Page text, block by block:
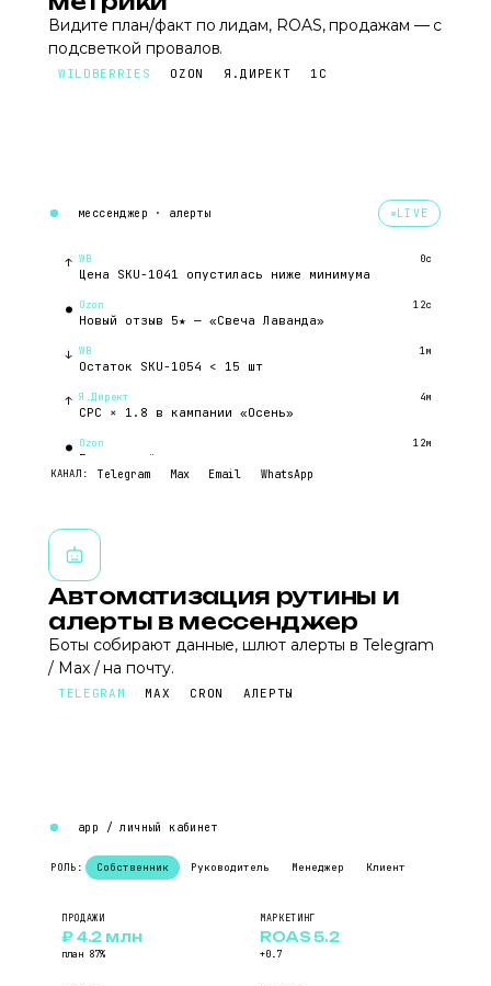
Видите план/факт по лидам, ROAS, продажам — с
подсветкой провалов.
WILDBERRIES OZON Я.ДИРЕКТ 1С
мессенджер · алерты LIVE
↑ WB 0с
Цена SKU-1041 опустилась ниже минимума
● Ozon 12с
Новый отзыв 5★ — «Свеча Лаванда»
↓ WB 1м
Остаток SKU-1054 < 15 шт
КАНАЛ: Telegram Max Email WhatsApp
Автоматизация рутины и
алерты в мессенджер
Боты собирают данные, шлют алерты в Telegram
/ Max / на почту.
TELEGRAM MAX CRON АЛЕРТЫ
app / личный кабинет
РОЛЬ: Собственник Руководитель Менеджер Клиент
ПРОДАЖИ
₽ 4.2 млн
план 87%
МАРКЕТИНГ
ROAS 5.2
+0.7